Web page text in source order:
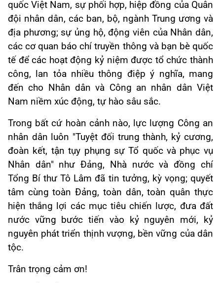
quốc Việt Nam, sự phối hợp, hiệp đồng của Quân
đội nhân dân, các ban, bộ, ngành Trung ương và
địa phương; sự ủng hộ, động viên của Nhân dân,
các cơ quan báo chí truyền thông và bạn bè quốc
tế để các hoạt động kỷ niệm được tổ chức thành
công, lan tỏa nhiều thông điệp ý nghĩa, mang
đến cho Nhân dân và Công an nhân dân Việt
Nam niềm xúc động, tự hào sâu sắc.
Trong bất cứ hoàn cảnh nào, lực lượng Công an
nhân dân luôn "Tuyệt đối trung thành, kỷ cương,
đoàn kết, tận tụy phụng sự Tổ quốc và phục vụ
Nhân dân" như Đảng, Nhà nước và đồng chí
Tổng Bí thư Tô Lâm đã tin tưởng, kỳ vọng; quyết
tâm cùng toàn Đảng, toàn dân, toàn quân thực
hiện thắng lợi các mục tiêu chiến lược, đưa đất
nước vững bước tiến vào kỷ nguyên mới, kỷ
nguyên phát triển thịnh vượng, bền vững của dân
tộc.
Trân trọng cảm ơn!